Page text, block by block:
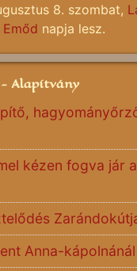
8. szombat,
Emőd napja lesz.
- Alapítvány
kézen fogva jár a
Anna-kápolnánál